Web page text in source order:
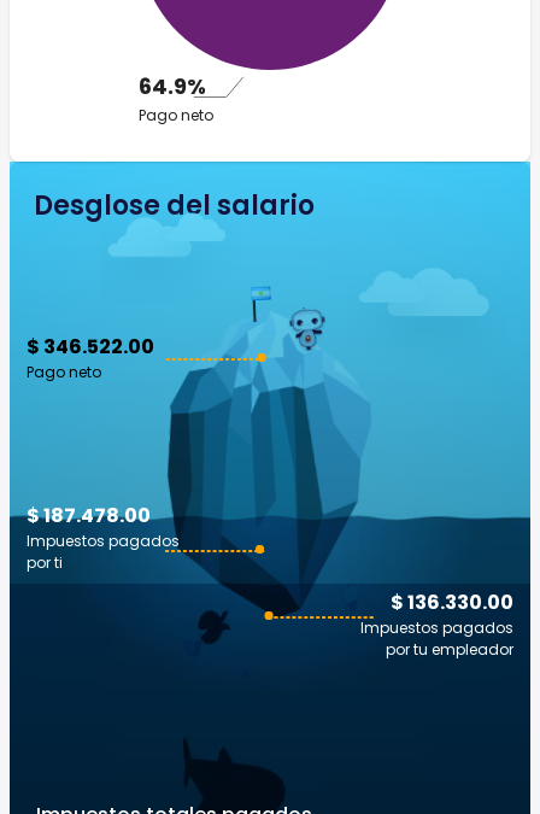
64.9%
Pago neto
Desglose del salario
$ 346.522.00
Pago neto
$ 136.330.00
Impuestos pagados
por tu empleador
$ 187.478.00
Impuestos pagados
por ti